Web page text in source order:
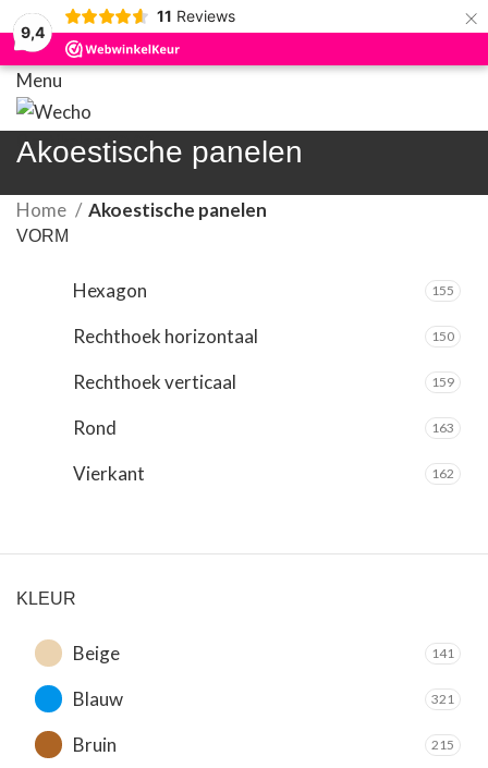
9,4
11 Reviews ×
Menu
0 artikelen €0,00
Akoestische panelen
Home Akoestische panelen
VORM
Hexagon 155
Rechthoek horizontaal 150
Rechthoek verticaal 159
Rond 163
Vierkant 162
KLEUR
Beige 141
Blauw 321
Bruin 215